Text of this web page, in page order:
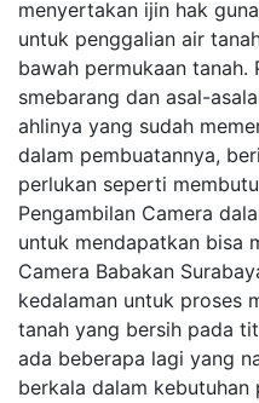
menyertakan ijin hak
untuk penggalian air
bawah permukaan
smebarang dan asal-
ahlinya yang sudah
dalam pembuatannya,
perlukan seperti
Pengambilan Camera
untuk mendapatkan bisa
Camera Babakan
kedalaman untuk proses
tanah yang bersih pada
ada beberapa lagi yang
berkala dalam kebutuhan